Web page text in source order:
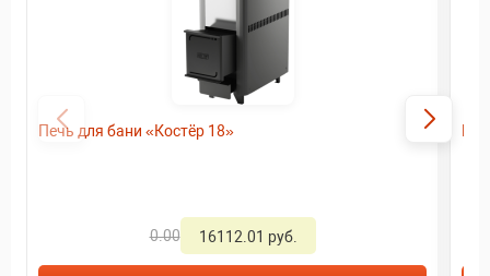
Печь для бани «Костёр 18»
0.00 16112.01 руб.